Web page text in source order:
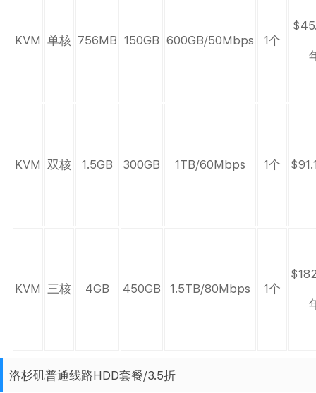
KVM 单核 756MB 150GB 600GB/50Mbps 1个
KVM 双核 1.5GB 300GB 1TB/60Mbps 1个
KVM 三核 4GB 450GB 1.5TB/80Mbps 1个
洛杉矶普通线路HDD套餐/3.5折